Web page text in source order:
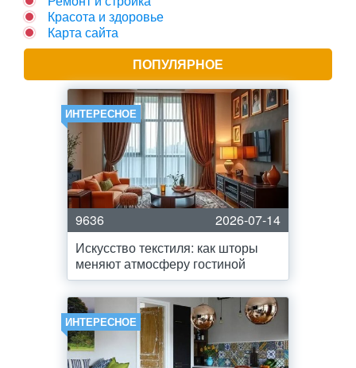
Красота и здоровье
Карта сайта
ПОПУЛЯРНОЕ
ИНТЕРЕСНОЕ
9636
2026-07-14
Искусство текстиля: как шторы
меняют атмосферу гостиной
ИНТЕРЕСНОЕ